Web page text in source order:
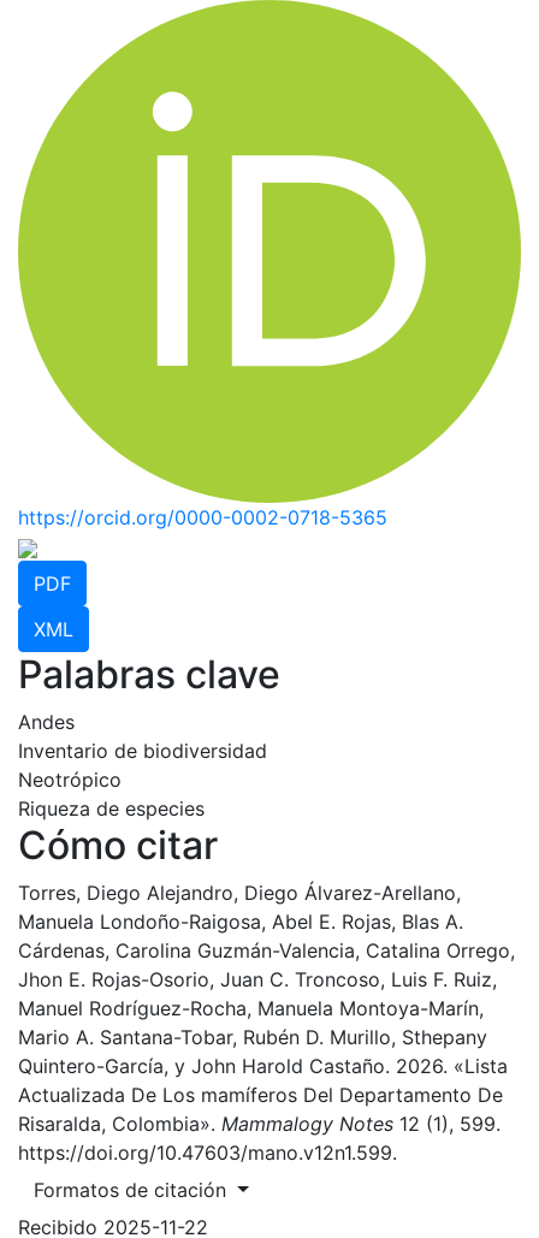
https://orcid.org/0000-0002-0718-5365
PDF
XML
Palabras clave
Andes
Inventario de biodiversidad
Neotrópico
Riqueza de especies
Cómo citar
Torres, Diego Alejandro, Diego Álvarez-Arellano,
Manuela Londoño-Raigosa, Abel E. Rojas, Blas A.
Cárdenas, Carolina Guzmán-Valencia, Catalina Orrego,
Jhon E. Rojas-Osorio, Juan C. Troncoso, Luis F. Ruiz,
Manuel Rodríguez-Rocha, Manuela Montoya-Marín,
Mario A. Santana-Tobar, Rubén D. Murillo, Sthepany
Quintero-García, y John Harold Castaño. 2026. «Lista
Actualizada De Los mamíferos Del Departamento De
Risaralda, Colombia». Mammalogy Notes 12 (1), 599.
https://doi.org/10.47603/mano.v12n1.599.
Formatos de citación
Recibido 2025-11-22